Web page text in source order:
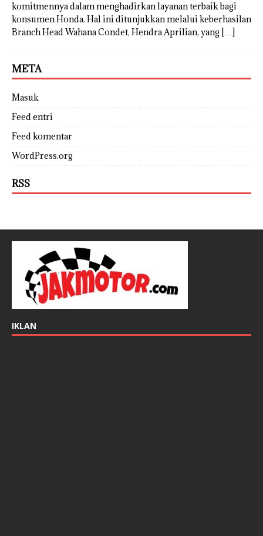
komitmennya dalam menghadirkan layanan terbaik bagi
konsumen Honda. Hal ini ditunjukkan melalui keberhasilan
Branch Head Wahana Condet, Hendra Aprilian, yang […]
META
Masuk
Feed entri
Feed komentar
WordPress.org
RSS
IKLAN